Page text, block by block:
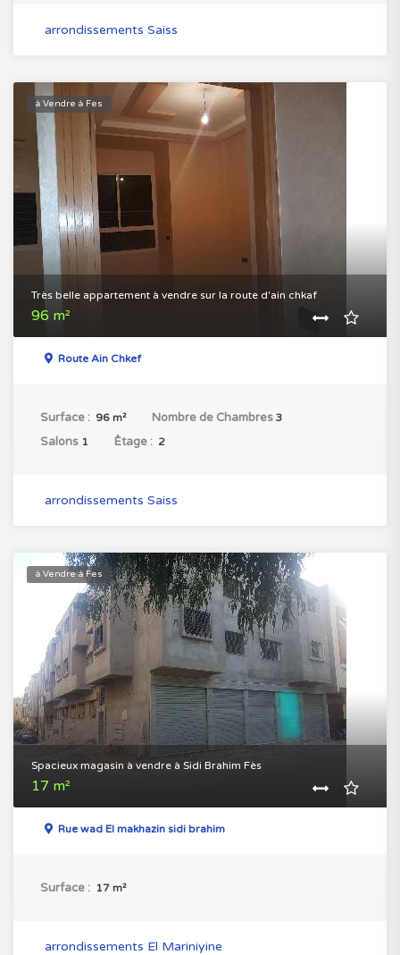
arrondissements Saiss
à Vendre à Fes
Très belle appartement à vendre sur la route d'ain chkaf
96 m²
Route Ain Chkef
Surface : 96 m² Nombre de Chambres 3
Salons 1 ُEtage : 2
arrondissements Saiss
à Vendre à Fes
Spacieux magasin à vendre à Sidi Brahim Fès
17 m²
Rue wad El makhazin sidi brahim
Surface : 17 m²
arrondissements El Mariniyine